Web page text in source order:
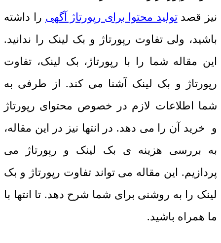
نیز قصدتولید محتوا برای رپورتاژ آگهی را داشته
باشید، ولی تفاوت رپورتاژ و بک لینک را ندانید.
این مقاله شما را با رپورتاژ، بک لینک، تفاوت
رپورتاژ و بک لینک آشنا می کند. از طرفی به
شما اطلاعات لازم در خصوص محتوای رپورتاژ
و خرید آن را می دهد. در انتها نیز در این مقاله،
به بررسی هزینه ی بک لینک و رپورتاژ می
پردازیم. این مقاله می تواند تفاوت رپورتاژ و بک
لینک را به روشنی برای شما شرح دهد. تا انتها با
ما همراه باشید.